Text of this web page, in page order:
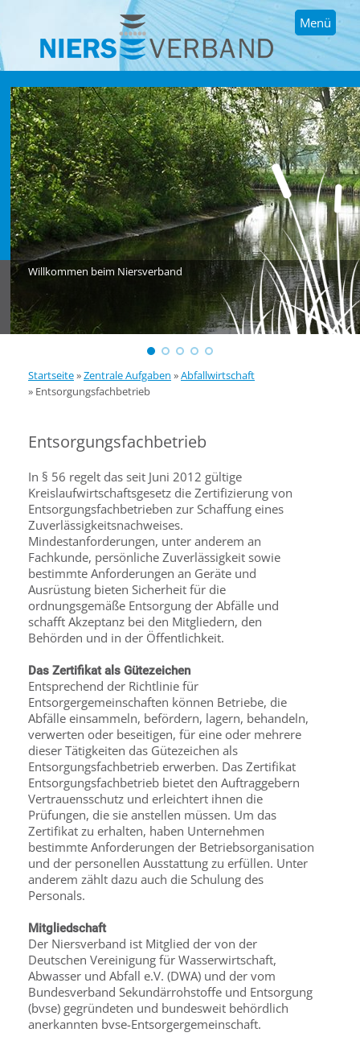
Menü
Willkommen beim Niersverband
Startseite»Zentrale Aufgaben »Abfallwirtschaft
» Entsorgungsfachbetrieb
Entsorgungsfachbetrieb
In § 56 regelt das seit Juni 2012 gültige
Kreislaufwirtschaftsgesetz die Zertifizierung von
Entsorgungsfachbetrieben zur Schaffung eines
Zuverlässigkeitsnachweises.
Mindestanforderungen, unter anderem an
Fachkunde, persönliche Zuverlässigkeit sowie
bestimmte Anforderungen an Geräte und
Ausrüstung bieten Sicherheit für die
ordnungsgemäße Entsorgung der Abfälle und
schafft Akzeptanz bei den Mitgliedern, den
Behörden und in der Öffentlichkeit.
Das Zertifikat als Gütezeichen
Entsprechend der Richtlinie für
Entsorgergemeinschaften können Betriebe, die
Abfälle einsammeln, befördern, lagern, behandeln,
verwerten oder beseitigen, für eine oder mehrere
dieser Tätigkeiten das Gütezeichen als
Entsorgungsfachbetrieb erwerben. Das Zertifikat
Entsorgungsfachbetrieb bietet den Auftraggebern
Vertrauensschutz und erleichtert ihnen die
Prüfungen, die sie anstellen müssen. Um das
Zertifikat zu erhalten, haben Unternehmen
bestimmte Anforderungen der Betriebsorganisation
und der personellen Ausstattung zu erfüllen. Unter
anderem zählt dazu auch die Schulung des
Personals.
Mitgliedschaft
Der Niersverband ist Mitglied der von der
Deutschen Vereinigung für Wasserwirtschaft,
Abwasser und Abfall e.V. (DWA) und der vom
Bundesverband Sekundärrohstoffe und Entsorgung
(bvse) gegründeten und bundesweit behördlich
anerkannten bvse-Entsorgergemeinschaft.